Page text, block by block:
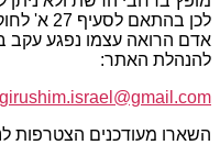
לכן בהתאם לסעיף 27 א' לחוק זכויות היוצרים, כל
אדם הרואה עצמו נפגע עקב
להנהלת האתר:
girushim.israel@gmail.com
השארו מעודכנים הצטרפות